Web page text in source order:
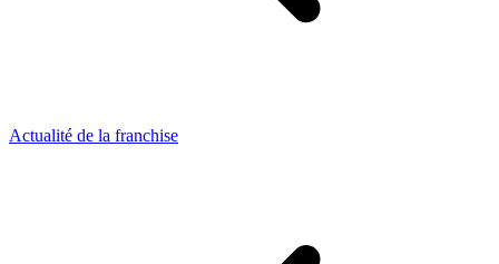
Actualité de la franchise